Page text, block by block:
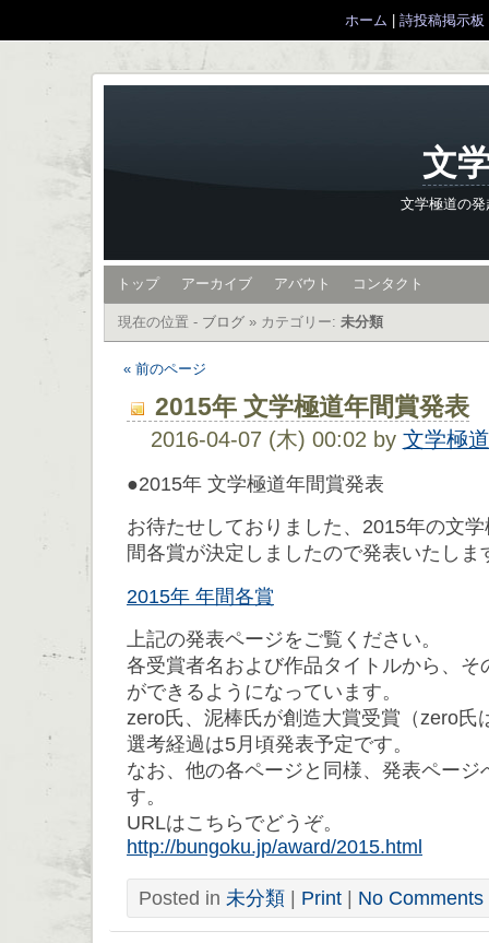
ホーム 詩投稿掲示板
文
文学極道の
トップ アーカイブ アバウト コンタクト
現在の位置 - ブログ » カテゴリー: 未分類
« 前のページ
2015年 文学極道年間賞発表
2016-04-07 (木) 00:02 by 文学極
●2015年 文学極道年間賞発表
お待たせしておりました、2015年の文
間各賞が決定しましたので発表いたしま
2015年 年間各賞
上記の発表ページをご覧ください。
各受賞者名および作品タイトルから、そ
ができるようになっています。
zero氏、泥棒氏が創造大賞受賞（zero氏
選考経過は5月頃発表予定です。
なお、他の各ページと同様、発表ページ
す。
URLはこちらでどうぞ。
http://bungoku.jp/award/2015.html
Posted in 未分類 | Print | No Comments